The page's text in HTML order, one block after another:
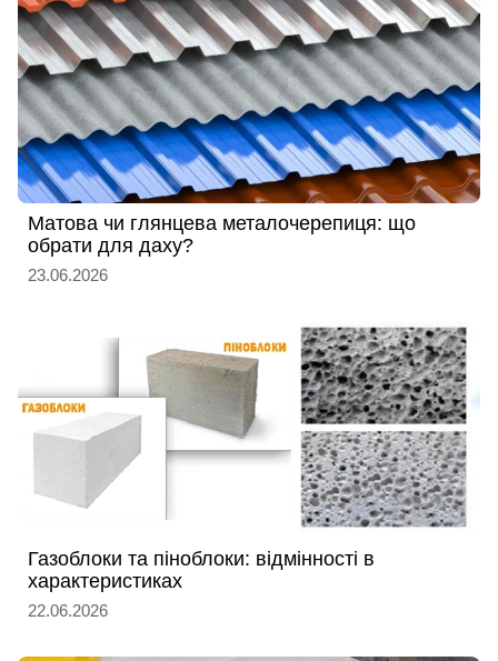
Матова чи глянцева металочерепиця: що
обрати для даху?
23.06.2026
Газоблоки та піноблоки: відмінності в
характеристиках
22.06.2026